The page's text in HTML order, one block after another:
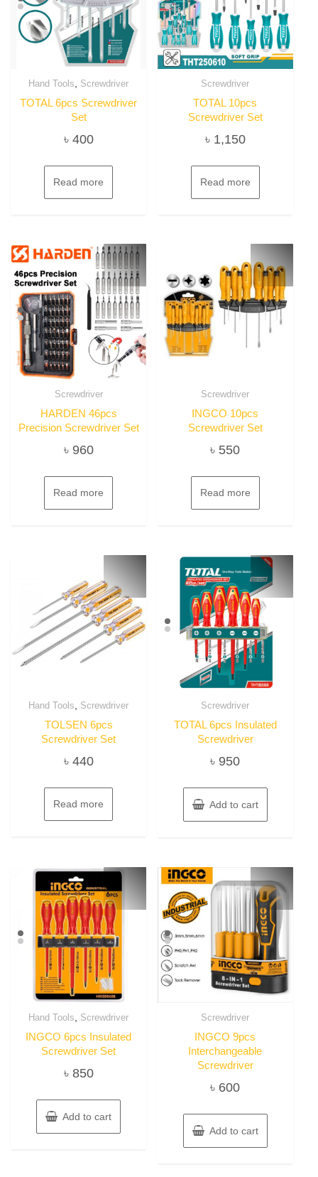
Hand Tools Screwdriver
TOTAL 6pcs Screwdriver
Set
৳ 400
Read more
Screwdriver
TOTAL 10pcs
Screwdriver Set
৳ 1,150
Read more
Screwdriver
HARDEN 46pcs
Precision Screwdriver Set
৳ 960
Read more
Screwdriver
INGCO 10pcs
Screwdriver Set
৳ 550
Read more
Hand Tools, Screwdriver
TOLSEN 6pcs
Screwdriver Set
৳ 440
Read more
Screwdriver
TOTAL 6pcs Insulated
Screwdriver
৳ 950
Add to cart
Hand Tools, Screwdriver
INGCO 6pcs Insulated
Screwdriver Set
৳ 850
Add to cart
Screwdriver
INGCO 9pcs
Interchangeable
Screwdriver
৳ 600
Add to cart